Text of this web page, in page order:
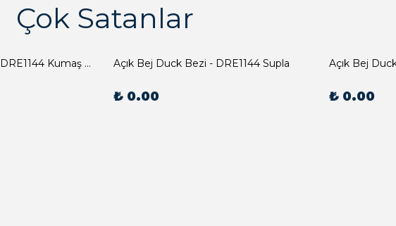
Çok Satanlar
Açık Bej Duck Bezi - DRE1144 Kumaş Peçete Açık Bej Duck Bezi - DRE1144 Supla
₺ 0.00 ₺ 0.00